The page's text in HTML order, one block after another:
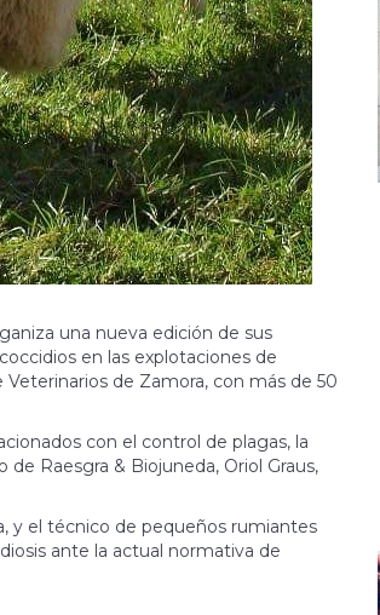
una nueva edición de sus
en las explotaciones de
de Zamora, con más de 50
con el control de plagas, la
Raesgra & Biojuneda, Oriol Graus,
y el técnico de pequeños rumiantes
ante la actual normativa de